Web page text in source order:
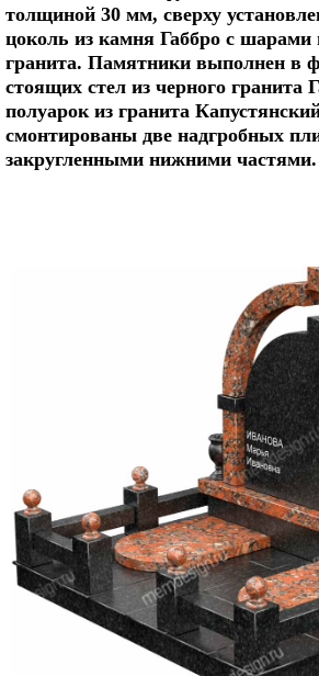
толщиной 30 мм, сверху
цоколь из камня Габбро с шарами
гранита. Памятники выполнен в
стоящих стел из черного гранита
полуарок из гранита
смонтированы две надгробных
закругленными нижними частями.